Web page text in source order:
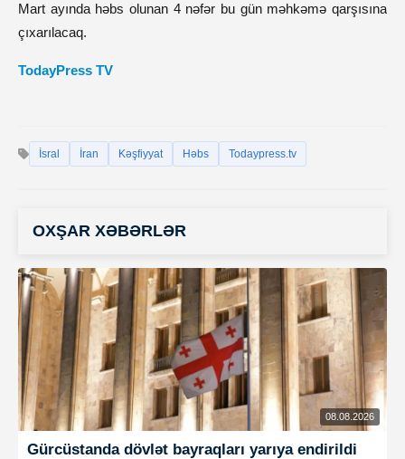
Mart ayında həbs olunan 4 nəfər bu gün məhkəmə qarşısına
çıxarılacaq.
TodayPress TV
İsral İran Kəşfiyyat Həbs Todaypress.tv
OXŞAR XƏBƏRLƏR
08.08.2026
Gürcüstanda dövlət bayraqları yarıya endirildi